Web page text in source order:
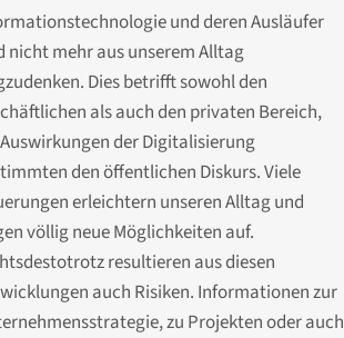
und deren Ausläufer
nicht mehr aus unserem Alltag
Dies betrifft sowohl den
als auch den privaten Bereich,
der Digitalisierung
den öffentlichen Diskurs. Viele
erleichtern unseren Alltag und
völlig neue Möglichkeiten auf.
resultieren aus diesen
auch Risiken. Informationen zur
zu Projekten oder auch